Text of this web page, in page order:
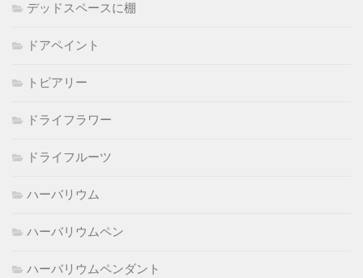
デッドスペースに棚
ドアペイント
トピアリー
ドライフラワー
ドライフルーツ
ハーバリウム
ハーバリウムペン
ハーバリウムペンダント